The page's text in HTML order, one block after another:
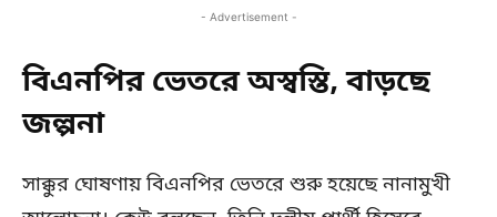
- Advertisement -
বিএনপির ভেতরে অস্বস্তি, বাড়ছে
জল্পনা
সাক্কুর ঘোষণায় বিএনপির ভেতরে শুরু হয়েছে নানামুখী